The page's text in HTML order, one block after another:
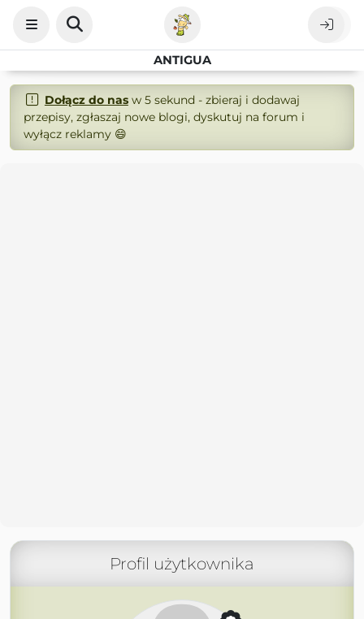
ANTIGUA
Dołącz do nasw 5 sekund - zbieraj i dodawaj
przepisy, zgłaszaj nowe blogi, dyskutuj na forum i
wyłącz reklamy 😄
Profil użytkownika